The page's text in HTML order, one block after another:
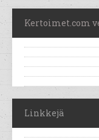
Kertoimet.com
Linkkejä